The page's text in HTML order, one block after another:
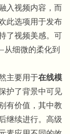
入视频内容，而
此选项用于发布
了视频美感。可
细微的柔化到
主要用于在线模
护了背景中可见
有价值，其中教
继续进行。高级